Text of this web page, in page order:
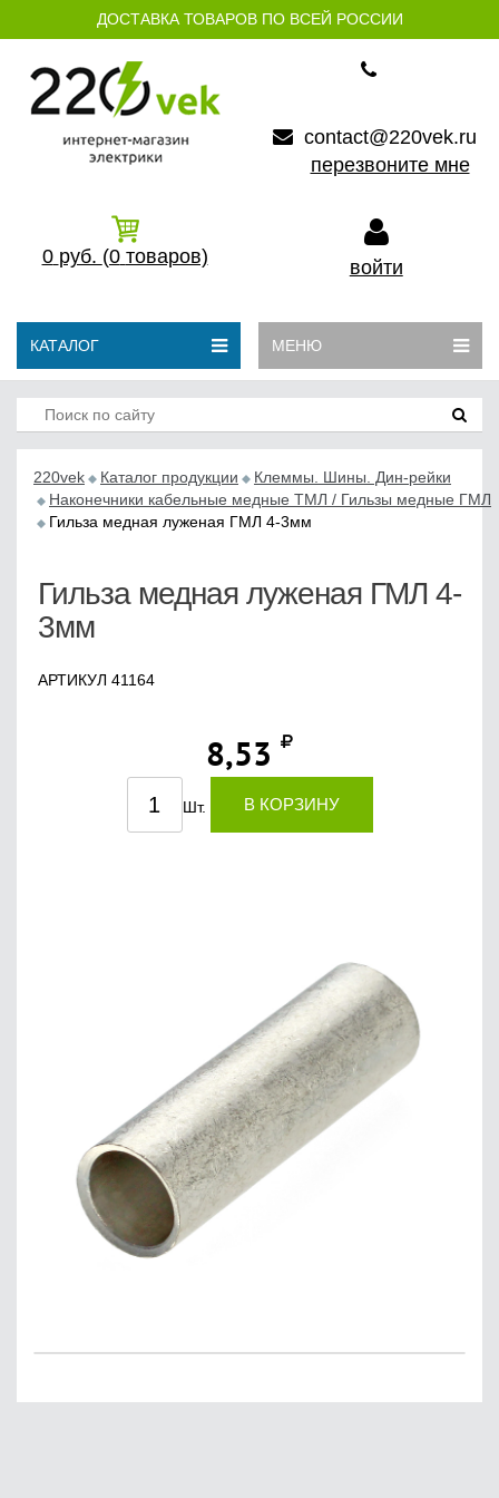
ДОСТАВКА ТОВАРОВ ПО ВСЕЙ РОССИИ
contact@220vek.ru
перезвоните мне
0 руб. (0 товаров) войти
КАТАЛОГ МЕНЮ
220vek Каталог продукции
Клеммы. Шины. Дин-рейки
Наконечники кабельные медные ТМЛ / Гильзы медные ГМЛ
Гильза медная луженая ГМЛ 4-3мм
Гильза медная луженая ГМЛ 4-
3мм
АРТИКУЛ 41164
8,53
Шт. В КОРЗИНУ